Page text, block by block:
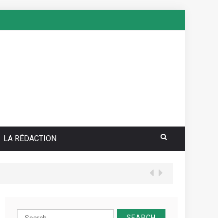
LA RÉDACTION
sea pokie play Totally free
Search